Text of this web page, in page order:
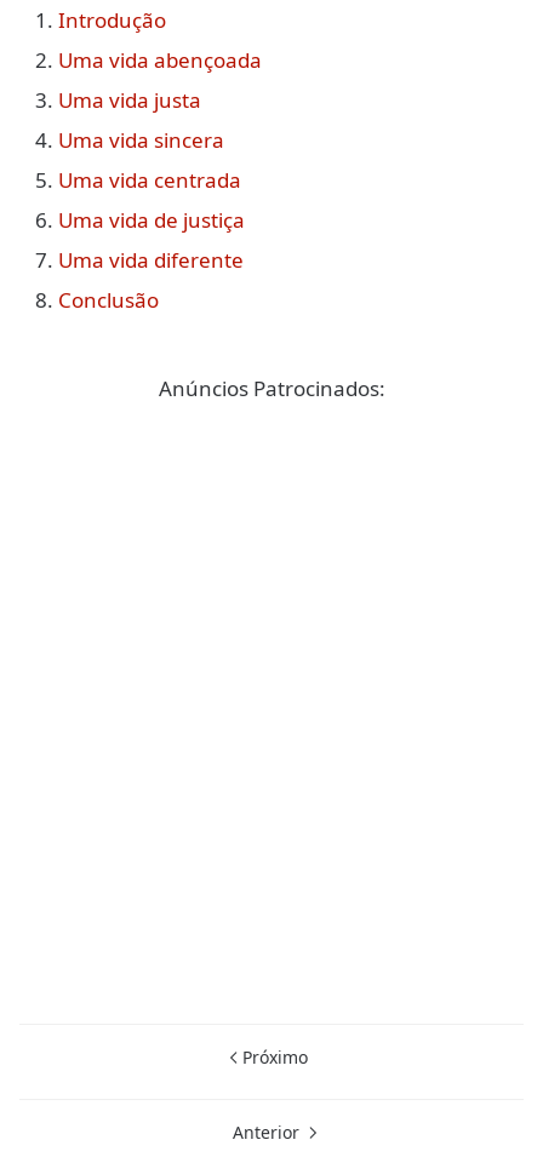
Introdução
Uma vida abençoada
Uma vida justa
Uma vida sincera
Uma vida centrada
Uma vida de justiça
Uma vida diferente
Conclusão
Anúncios Patrocinados:
Próximo
Anterior